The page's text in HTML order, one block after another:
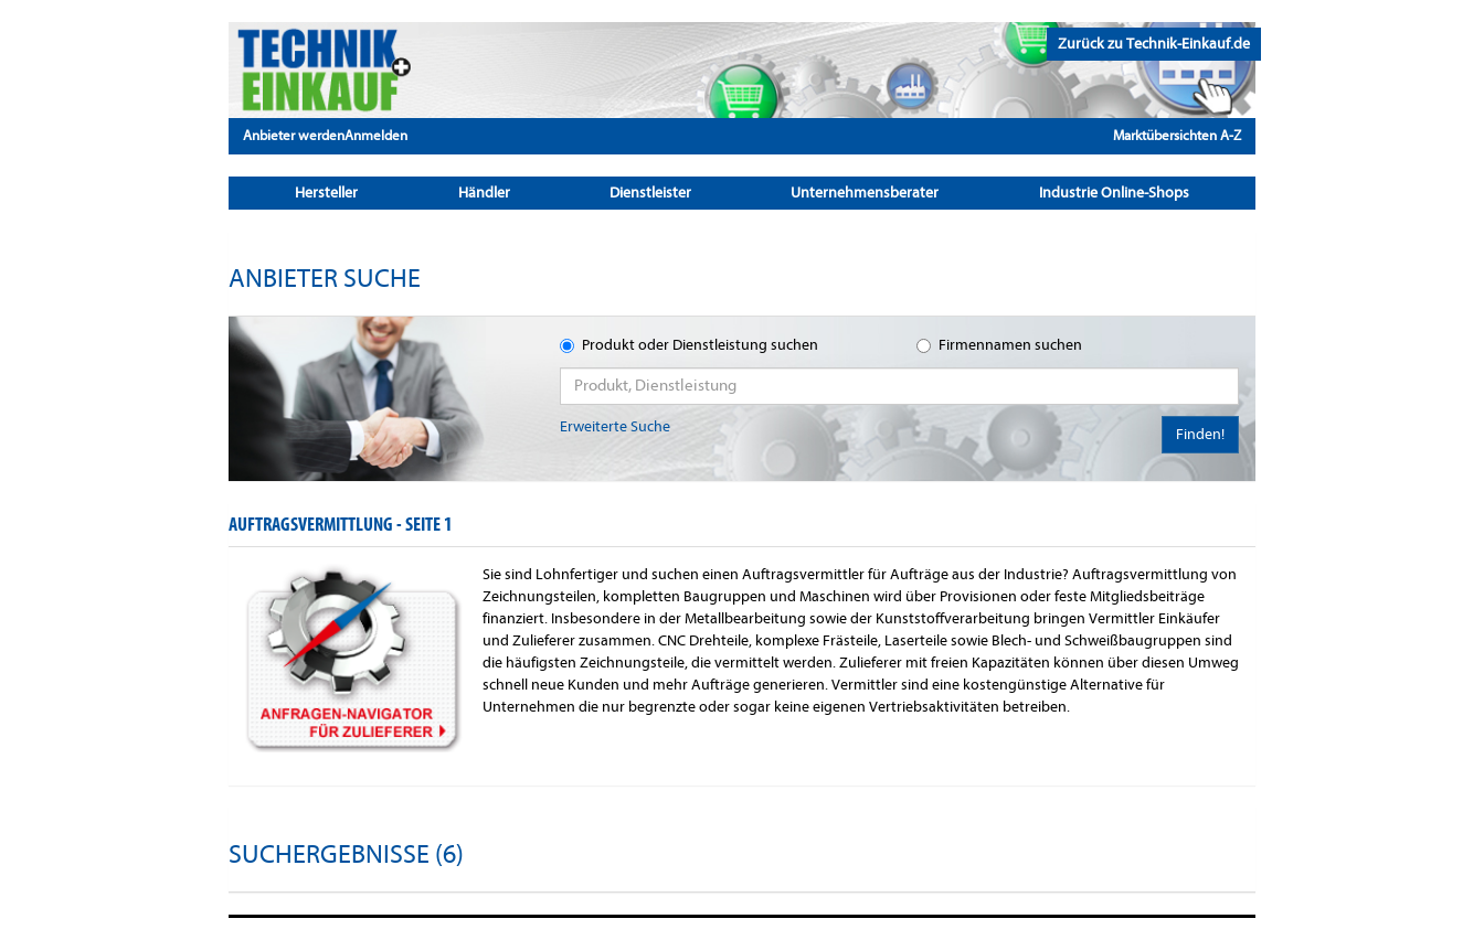
Zurück zu Technik-Einkauf.de
Anbieter werdenAnmelden Marktübersichten A-Z
Hersteller Händler Dienstleister Unternehmensberater Industrie Online-Shops
ANBIETER SUCHE
Produkt oder Dienstleistung suchen Firmennamen suchen
Erweiterte Suche Finden!
AUFTRAGSVERMITTLUNG -SEITE 1
Sie sind Lohnfertiger und suchen einen Auftragsvermittler für Aufträge aus der Industrie? Auftragsvermittlung von
Zeichnungsteilen, kompletten Baugruppen und Maschinen wird über Provisionen oder feste Mitgliedsbeiträge
finanziert. Insbesondere in der Metallbearbeitung sowie der Kunststoffverarbeitung bringen Vermittler Einkäufer
und Zulieferer zusammen. CNC Drehteile, komplexe Frästeile, Laserteile sowie Blech- und Schweißbaugruppen sind
die häufigsten Zeichnungsteile, die vermittelt werden. Zulieferer mit freien Kapazitäten können über diesen Umweg
schnell neue Kunden und mehr Aufträge generieren. Vermittler sind eine kostengünstige Alternative für
Unternehmen die nur begrenzte oder sogar keine eigenen Vertriebsaktivitäten betreiben.
SUCHERGEBNISSE (6)